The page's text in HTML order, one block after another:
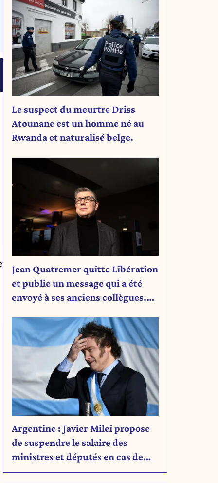
Le suspect du meurtre Driss
Atounane est un homme né au
Rwanda et naturalisé belge.
Jean Quatremer quitte Libération
et publie un message qui a été
envoyé à ses anciens collègues.
Argentine : Javier Milei propose
de suspendre le salaire des
ministres et députés en cas de
déficit budgétaire